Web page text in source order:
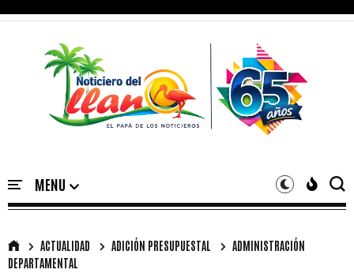
ACTUALIDAD ADICIÓN PRESUPUESTAL
ADMINISTRACIÓN
DEPARTAMENTAL